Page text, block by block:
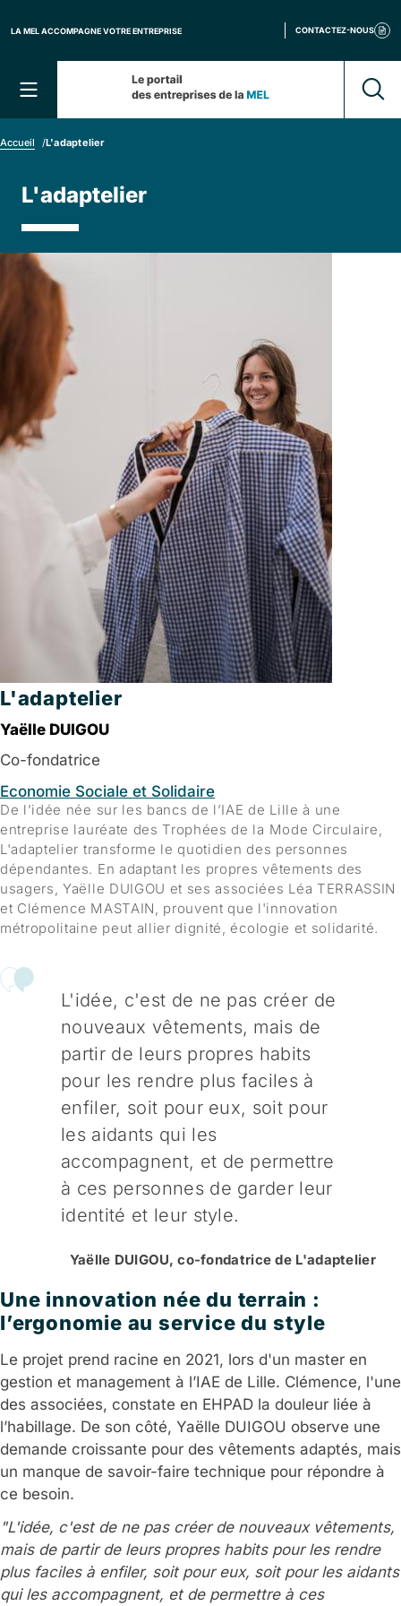
LA MEL ACCOMPAGNE VOTRE ENTREPRISE CONTACTEZ-NOUS
Que
Accueil /L'adaptelier
L'adaptelier
Image
L'adaptelier
Yaëlle DUIGOU
Co-fondatrice
Economie Sociale et Solidaire
De l’idée née sur les bancs de l’IAE de Lille à une
entreprise lauréate des Trophées de la Mode Circulaire,
L'adaptelier transforme le quotidien des personnes
dépendantes. En adaptant les propres vêtements des
usagers, Yaëlle DUIGOU et ses associées Léa TERRASSIN
et Clémence MASTAIN, prouvent que l'innovation
métropolitaine peut allier dignité, écologie et solidarité.
L'idée, c'est de ne pas créer de
nouveaux vêtements, mais de
partir de leurs propres habits
pour les rendre plus faciles à
enfiler, soit pour eux, soit pour
les aidants qui les
accompagnent, et de permettre
à ces personnes de garder leur
identité et leur style.
Yaëlle DUIGOU, co-fondatrice de L'adaptelier
Une innovation née du terrain :
l’ergonomie au service du style
Le projet prend racine en 2021, lors d'un master en
gestion et management à l’IAE de Lille. Clémence, l'une
des associées, constate en EHPAD la douleur liée à
l’habillage. De son côté, Yaëlle DUIGOU observe une
demande croissante pour des vêtements adaptés, mais
un manque de savoir-faire technique pour répondre à
ce besoin.
"L'idée, c'est de ne pas créer de nouveaux vêtements,
mais de partir de leurs propres habits pour les rendre
plus faciles à enfiler, soit pour eux, soit pour les aidants
qui les accompagnent, et de permettre à ces